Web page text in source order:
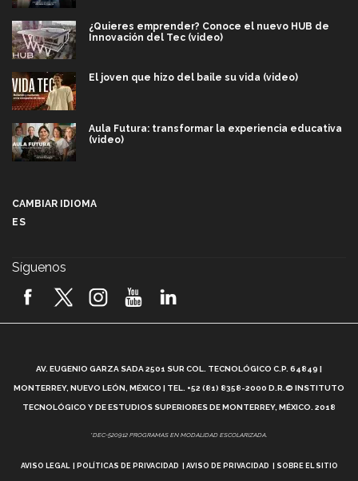
¿Quieres emprender? Conoce el nuevo HUB de
Innovación del Tec (video)
El joven que hizo del baile su vida (video)
Aula Futura: transformar la experiencia educativa
(video)
2026! (video)
¿Cómo es el Modelo Educativo Tec? (video)
Vida Tec: Feminismo e Inteligencia Artificial, Paola
CAMBIAR IDIOMA
ES
Síguenos
AV. EUGENIO GARZA SADA 2501 SUR COL. TECNOLÓGICO C.P. 64849 |
MONTERREY, NUEVO LEÓN, MÉXICO | TEL. +52 (81) 8358-2000 D.R.© INSTITUTO
TECNOLÓGICO Y DE ESTUDIOS SUPERIORES DE MONTERREY, MÉXICO. 2018
*DEC-520912 PROGRAMAS EN MODALIDAD ESCOLARIZADA.
AVISO LEGAL POLÍTICAS DE PRIVACIDAD AVISO DE PRIVACIDAD SOBRE EL SITIO